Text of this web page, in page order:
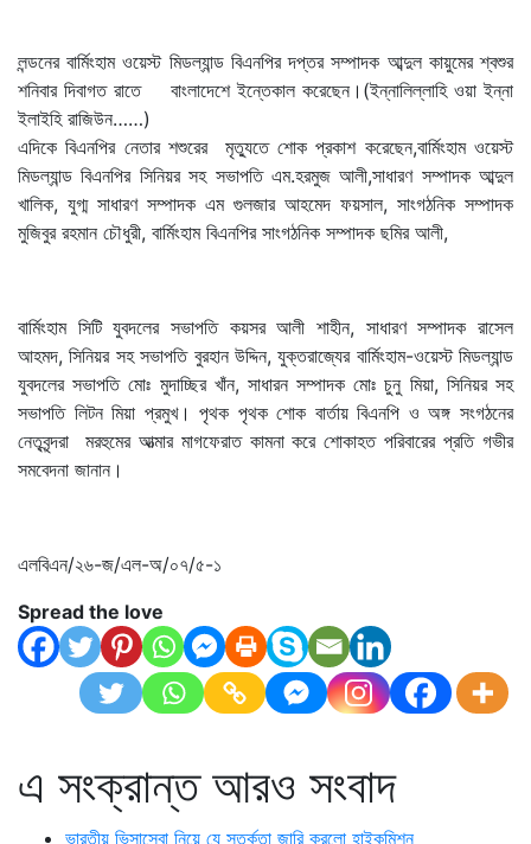
লন্ডনের বার্মিংহাম ওয়েস্ট মিডল্যান্ড বিএনপির দপ্তর সম্পাদক আব্দুল কায়ুমের শ্বশুর
শনিবার দিবাগত রাতে বাংলাদেশে ইন্তেকাল করেছেন।(ইন্নালিল্লাহি ওয়া ইন্না
ইলাইহি রাজিউন……)
এদিকে বিএনপির নেতার শশুরের মৃত্যুতে শোক প্রকাশ করেছেন,বার্মিংহাম ওয়েস্ট
মিডল্যান্ড বিএনপির সিনিয়র সহ সভাপতি এম.হরমুজ আলী,সাধারণ সম্পাদক আব্দুল
খালিক, যুগ্ম সাধারণ সম্পাদক এম গুলজার আহমেদ ফয়সাল, সাংগঠনিক সম্পাদক
মুজিবুর রহমান চৌধুরী, বার্মিংহাম বিএনপির সাংগঠনিক সম্পাদক ছমির আলী,
বার্মিংহাম সিটি যুবদলের সভাপতি কয়সর আলী শাহীন, সাধারণ সম্পাদক রাসেল
আহমদ, সিনিয়র সহ সভাপতি বুরহান উদ্দিন, যুক্তরাজ্যের বার্মিংহাম-ওয়েস্ট মিডল্যান্ড
যুবদলের সভাপতি মোঃ মুদাচ্ছির খাঁন, সাধারন সম্পাদক মোঃ চুনু মিয়া, সিনিয়র সহ
সভাপতি লিটন মিয়া প্রমুখ। পৃথক পৃথক শোক বার্তায় বিএনপি ও অঙ্গ সংগঠনের
নেতৃবৃন্দরা মরহুমের আত্মার মাগফেরাত কামনা করে শোকাহত পরিবারের প্রতি গভীর
সমবেদনা জানান।
এলবিএন/২৬-জ/এল-অ/০৭/৫-১
Spread the love
এ সংক্রান্ত আরও সংবাদ
ভারতীয় ভিসাসেবা নিয়ে যে সতর্কতা জারি করলো হাইকমিশন